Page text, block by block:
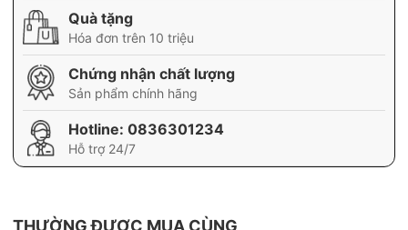
Quà tặng
Hóa đơn trên 10 triệu
Chứng nhận chất lượng
Sản phẩm chính hãng
Hotline: 0836301234
Hỗ trợ 24/7
THƯỜNG ĐƯỢC MUA CÙNG